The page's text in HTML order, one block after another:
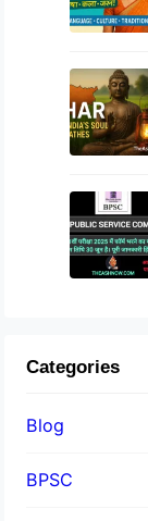
Categories
Blog
BPSC